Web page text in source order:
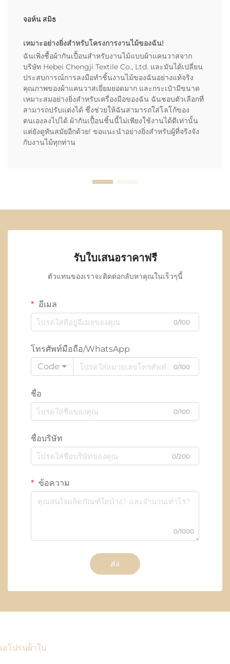
จอห์น สมิธ
เหมาะอย่างยิ่งสำหรับโครงการงานไม้ของฉัน!
ฉันเพิ่งซื้อผ้ากันเปื้อนสำหรับงานไม้แบบผ้าแคนวาสจาก
บริษัท Hebei Chengji Textile Co., Ltd. และมันได้เปลี่ยน
ประสบการณ์การลงมือทำชิ้นงานไม้ของฉันอย่างแท้จริง
คุณภาพของผ้าแคนวาสเยี่ยมยอดมาก และกระเป๋ามีขนาด
เหมาะสมอย่างยิ่งสำหรับเครื่องมือของฉัน ฉันชอบตัวเลือกที่
สามารถปรับแต่งได้ ซึ่งช่วยให้ฉันสามารถใส่โลโก้ของ
ตนเองลงไปได้ ผ้ากันเปื้อนชิ้นนี้ไม่เพียงใช้งานได้ดีเท่านั้น
แต่ยังดูทันสมัยอีกด้วย! ขอแนะนำอย่างยิ่งสำหรับผู้ที่จริงจัง
กับงานไม้ทุกท่าน
รับใบเสนอราคาฟรี
ตัวแทนของเราจะติดต่อกลับหาคุณในเร็วๆนี้
อีเมล
0/100
โทรศัพท์มือถือ/WhatsApp
Code
0/100
ชื่อ
0/100
ชื่อบริษัท
0/200
ข้อความ
0/1000
ส่ง
เอโปรนผ้าใบ